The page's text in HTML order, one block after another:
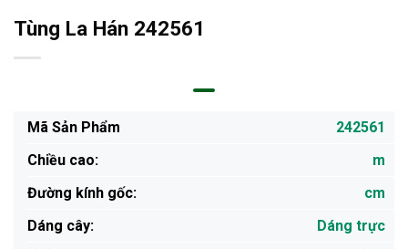
Tùng La Hán 242561
Mã Sản Phẩm
242561
Chiều cao:
m
Đường kính gốc:
cm
Dáng cây:
Dáng trực